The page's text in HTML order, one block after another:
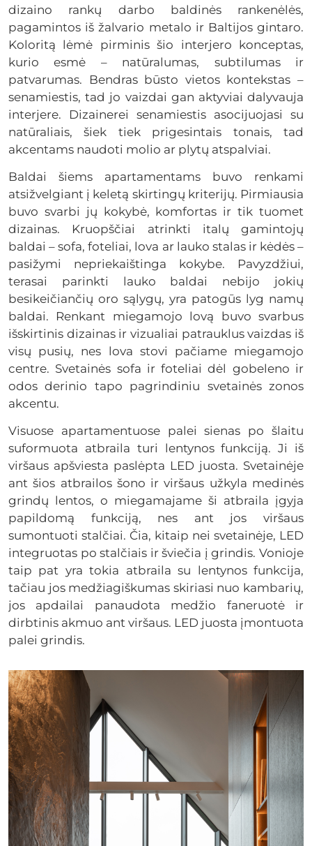
dizaino rankų darbo baldinės rankenėlės,
pagamintos iš žalvario metalo ir Baltijos gintaro.
Koloritą lėmė pirminis šio interjero konceptas,
kurio esmė – natūralumas, subtilumas ir
patvarumas. Bendras būsto vietos kontekstas –
senamiestis, tad jo vaizdai gan aktyviai dalyvauja
interjere. Dizainerei senamiestis asocijuojasi su
natūraliais, šiek tiek prigesintais tonais, tad
akcentams naudoti molio ar plytų atspalviai.
Baldai šiems apartamentams buvo renkami
atsižvelgiant į keletą skirtingų kriterijų. Pirmiausia
buvo svarbi jų kokybė, komfortas ir tik tuomet
dizainas. Kruopščiai atrinkti italų gamintojų
baldai – sofa, foteliai, lova ar lauko stalas ir kėdės –
pasižymi nepriekaištinga kokybe. Pavyzdžiui,
terasai parinkti lauko baldai nebijo jokių
besikeičiančių oro sąlygų, yra patogūs lyg namų
baldai. Renkant miegamojo lovą buvo svarbus
išskirtinis dizainas ir vizualiai patrauklus vaizdas iš
visų pusių, nes lova stovi pačiame miegamojo
centre. Svetainės sofa ir foteliai dėl gobeleno ir
odos derinio tapo pagrindiniu svetainės zonos
akcentu.
Visuose apartamentuose palei sienas po šlaitu
suformuota atbraila turi lentynos funkciją. Ji iš
viršaus apšviesta paslėpta LED juosta. Svetainėje
ant šios atbrailos šono ir viršaus užkyla medinės
grindų lentos, o miegamajame ši atbraila įgyja
papildomą funkciją, nes ant jos viršaus
sumontuoti stalčiai. Čia, kitaip nei svetainėje, LED
integruotas po stalčiais ir šviečia į grindis. Vonioje
taip pat yra tokia atbraila su lentynos funkcija,
tačiau jos medžiagiškumas skiriasi nuo kambarių,
jos apdailai panaudota medžio faneruotė ir
dirbtinis akmuo ant viršaus. LED juosta įmontuota
palei grindis.